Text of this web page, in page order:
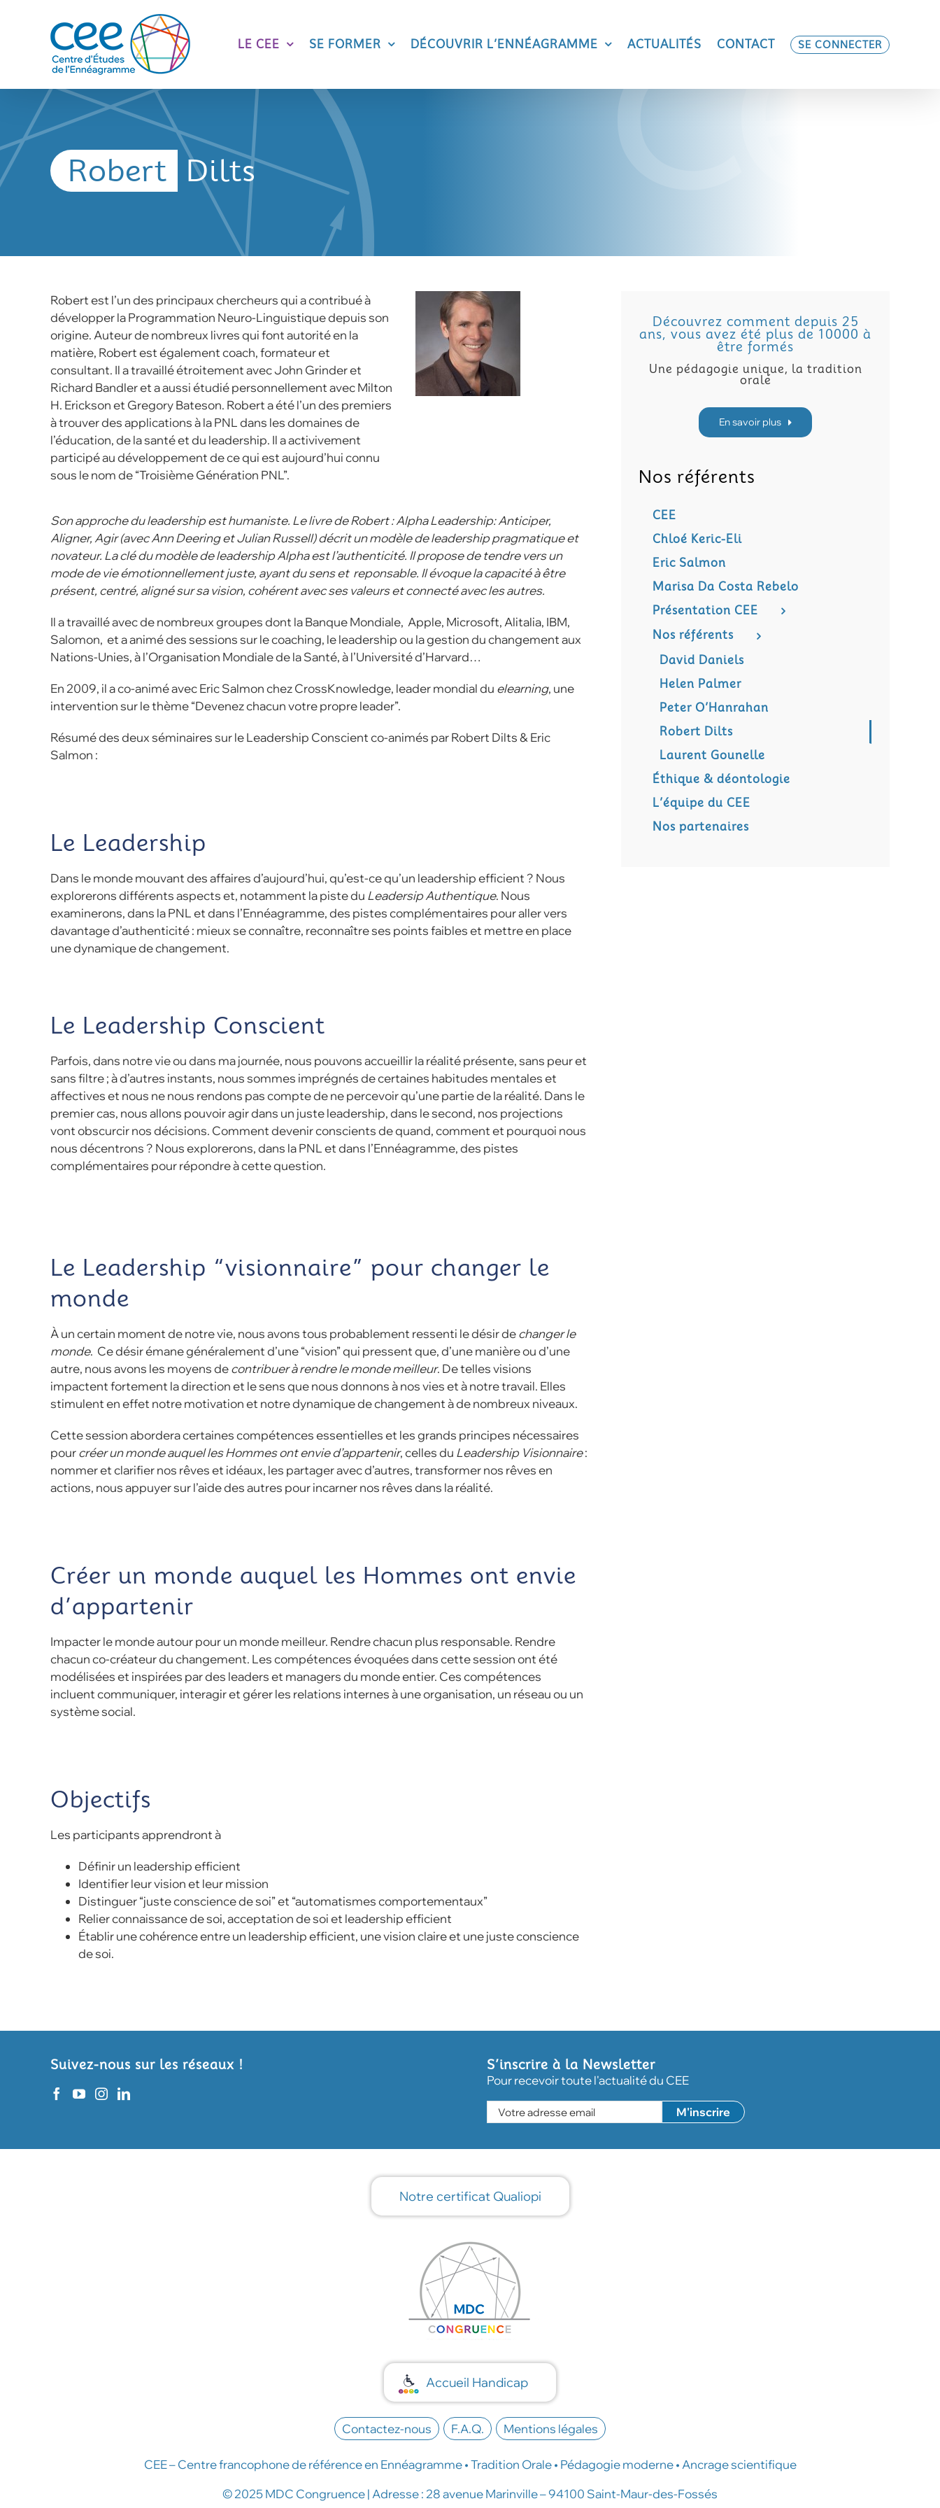
LE CEE SE FORMER DÉCOUVRIR L’ENNÉAGRAMME ACTUALITÉS CONTACT SE CONNECTER
Robert Dilts
Robert est l’un des principaux chercheurs qui a contribué à
développer la Programmation Neuro-Linguistique depuis son
origine. Auteur de nombreux livres qui font autorité en la
matière, Robert est également coach, formateur et
consultant. Il a travaillé étroitement avec John Grinder et
Richard Bandler et a aussi étudié personnellement avec Milton
H. Erickson et Gregory Bateson. Robert a été l’un des premiers
à trouver des applications à la PNL dans les domaines de
l’éducation, de la santé et du leadership. Il a activivement
participé au développement de ce qui est aujourd’hui connu
sous le nom de “Troisième Génération PNL”.
Son approche du leadership est humaniste. Le livre de Robert : Alpha Leadership: Anticiper,
Aligner, Agir (avec Ann Deering et Julian Russell) décrit un modèle de leadership pragmatique et
novateur. La clé du modèle de leadership Alpha est l’authenticité. Il propose de tendre vers un
mode de vie émotionnellement juste, ayant du sens et reponsable. Il évoque la capacité à être
présent, centré, aligné sur sa vision, cohérent avec ses valeurs et connecté avec les autres.
Il a travaillé avec de nombreux groupes dont la Banque Mondiale, Apple, Microsoft, Alitalia, IBM,
Salomon, et a animé des sessions sur le coaching, le leadership ou la gestion du changement aux
Nations-Unies, à l’Organisation Mondiale de la Santé, à l’Université d’Harvard…
En 2009, il a co-animé avec Eric Salmon chez CrossKnowledge, leader mondial du elearning, une
intervention sur le thème “Devenez chacun votre propre leader”.
Résumé des deux séminaires sur le Leadership Conscient co-animés par Robert Dilts & Eric
Salmon :
Le Leadership
Dans le monde mouvant des affaires d’aujourd’hui, qu’est-ce qu’un leadership efficient ? Nous
explorerons différents aspects et, notamment la piste du Leadersip Authentique. Nous
examinerons, dans la PNL et dans l’Ennéagramme, des pistes complémentaires pour aller vers
davantage d’authenticité : mieux se connaître, reconnaître ses points faibles et mettre en place
une dynamique de changement.
Le Leadership Conscient
Parfois, dans notre vie ou dans ma journée, nous pouvons accueillir la réalité présente, sans peur et
sans filtre ; à d’autres instants, nous sommes imprégnés de certaines habitudes mentales et
affectives et nous ne nous rendons pas compte de ne percevoir qu’une partie de la réalité. Dans le
premier cas, nous allons pouvoir agir dans un juste leadership, dans le second, nos projections
vont obscurcir nos décisions. Comment devenir conscients de quand, comment et pourquoi nous
nous décentrons ? Nous explorerons, dans la PNL et dans l’Ennéagramme, des pistes
complémentaires pour répondre à cette question.
Le Leadership “visionnaire” pour changer le
monde
À un certain moment de notre vie, nous avons tous probablement ressenti le désir dechanger le
monde. Ce désir émane généralement d’une “vision” qui pressent que, d’une manière ou d’une
autre, nous avons les moyens decontribuer à rendre le monde meilleur. De telles visions
impactent fortement la direction et le sens que nous donnons à nos vies et à notre travail. Elles
stimulent en effet notre motivation et notre dynamique de changement à de nombreux niveaux.
Cette session abordera certaines compétences essentielles et les grands principes nécessaires
pourcréer un monde auquel les Hommes ont envie d’appartenir, celles du Leadership Visionnaire:
nommer et clarifier nos rêves et idéaux, les partager avec d’autres, transformer nos rêves en
actions, nous appuyer sur l’aide des autres pour incarner nos rêves dans la réalité.
Créer un monde auquel les Hommes ont envie
d’appartenir
Impacter le monde autour pour un monde meilleur. Rendre chacun plus responsable. Rendre
chacun co-créateur du changement. Les compétences évoquées dans cette session ont été
modélisées et inspirées par des leaders et managers du monde entier. Ces compétences
incluent communiquer, interagir et gérer les relations internes à une organisation, un réseau ou un
système social.
Objectifs
Les participants apprendront à
Définir un leadership efficient
Identifier leur vision et leur mission
Distinguer “juste conscience de soi” et “automatismes comportementaux”
Relier connaissance de soi, acceptation de soi et leadership efficient
Établir une cohérence entre un leadership efficient, une vision claire et une juste conscience
de soi.
Découvrez comment depuis 25
ans, vous avez été plus de 10000 à
être formés
Une pédagogie unique, la tradition
orale
En savoir plus
Nos référents
CEE
Chloé Keric-Eli
Eric Salmon
Marisa Da Costa Rebelo
Présentation CEE
Nos référents
David Daniels
Helen Palmer
Peter O’Hanrahan
Robert Dilts
Laurent Gounelle
Éthique & déontologie
L’équipe du CEE
Nos partenaires
Suivez-nous sur les réseaux !
S’inscrire à la Newsletter
Pour recevoir toute l'actualité du CEE
Notre certificat Qualiopi
Accueil Handicap
Contactez-nous F.A.Q. Mentions légales
CEE – Centre francophone de référence en Ennéagramme • Tradition Orale • Pédagogie moderne • Ancrage scientifique
© 2025 MDC Congruence | Adresse : 28 avenue Marinville – 94100 Saint-Maur-des-Fossés